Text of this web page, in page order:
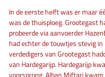
In de eerste helft was er maar
was de thuisploeg. Grootegast
probeerde via aanvoerder
had echter de touwtjes stevig
verdedigers van Grootegast
van Hardegarijp. Hardegarijp
voorsprong. Alban Miftari